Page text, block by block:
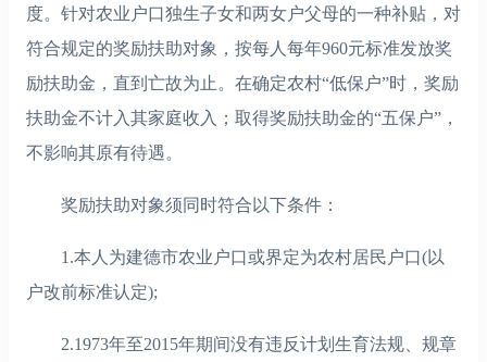
度。针对农业户口独生子女和两女户父母的一种补贴，对
符合规定的奖励扶助对象，按每人每年960元标准发放奖
励扶助金，直到亡故为止。在确定农村“低保户”时，奖励
扶助金不计入其家庭收入；取得奖励扶助金的“五保户”，
不影响其原有待遇。
奖励扶助对象须同时符合以下条件：
1.本人为建德市农业户口或界定为农村居民户口(以
户改前标准认定);
2.1973年至2015年期间没有违反计划生育法规、规章